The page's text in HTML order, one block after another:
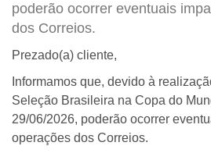
poderão ocorrer eventuais
dos Correios.
Prezado(a) cliente,
Informamos que, devido à
Seleção Brasileira na Copa do
29/06/2026, poderão ocorrer
operações dos Correios.